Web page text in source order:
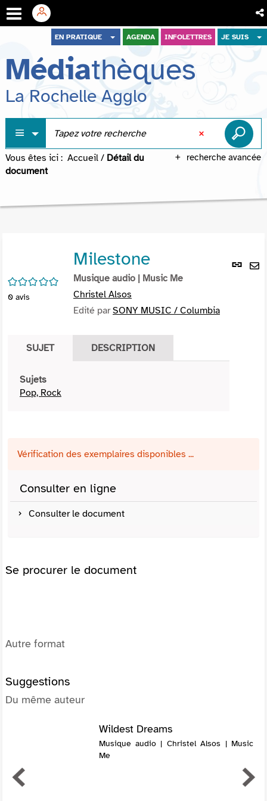
menu
contenu
recherche
EN PRATIQUE AGENDA INFOLETTRES JE SUIS
Médiathèques
La Rochelle Agglo
recherche avancée
Vous êtes ici : Accueil / Détail du
document
Lien
/5
0 avis
Milestone
Musique audio | Music Me
Christel Alsos
Edité parSONY MUSIC / Columbia
SUJET DESCRIPTION
Sujets
Pop, Rock
Vérification des exemplaires disponibles ...
Consulter en ligne
Consulter le document
Se procurer le document
Autre format
Suggestions
Du même auteur
Wildest Dreams
Musique audio | Christel Alsos | Music
Me